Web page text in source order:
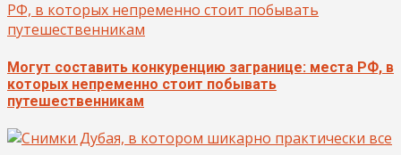
Могут составить конкуренцию загранице: места РФ, в
которых непременно стоит побывать
путешественникам